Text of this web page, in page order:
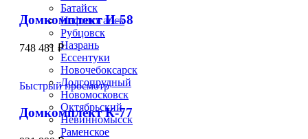
Батайск
Нефтеюганск
Рубцовск
Назрань
Ессентуки
Новочебоксарск
Долгопрудный
Новомосковск
Октябрьский
Невинномысск
Раменское
Домкомплект И-58
748 481 ₽
Быстрый просмотр
Домкомплект К-77